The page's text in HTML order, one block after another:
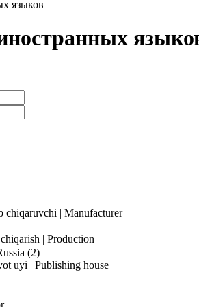
языков
chiqaruvchi | Manufacturer
| Production
(2)
uyi | Publishing house